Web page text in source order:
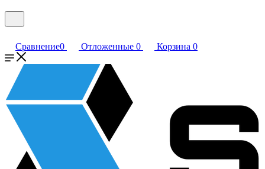
Сравнение0 Отложенные 0 Корзина 0